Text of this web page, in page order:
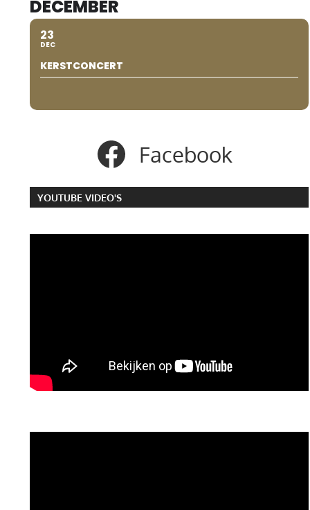
DECEMBER
23
DEC
KERSTCONCERT
Facebook
YOUTUBE VIDEO'S